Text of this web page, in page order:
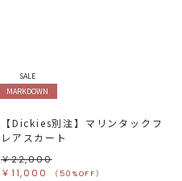
SALE
MARKDOWN
【Dickies別注】マリンタックフ
レアスカート
￥22,000
￥11,000
（50%OFF）